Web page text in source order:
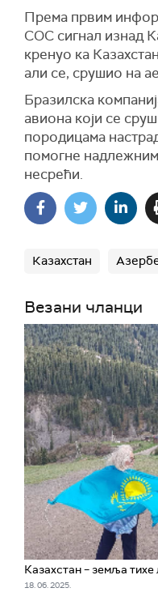
Према првим
СОС сигнал изнад
кренуо ка
али се, срушио на
Бразилска
авиона који се
породицама
помогне
несрећи.
Казахстан
Везани чланци
Казахстан – земља
18. 06. 2025.